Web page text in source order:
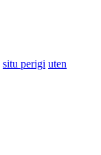
situ perigi uten